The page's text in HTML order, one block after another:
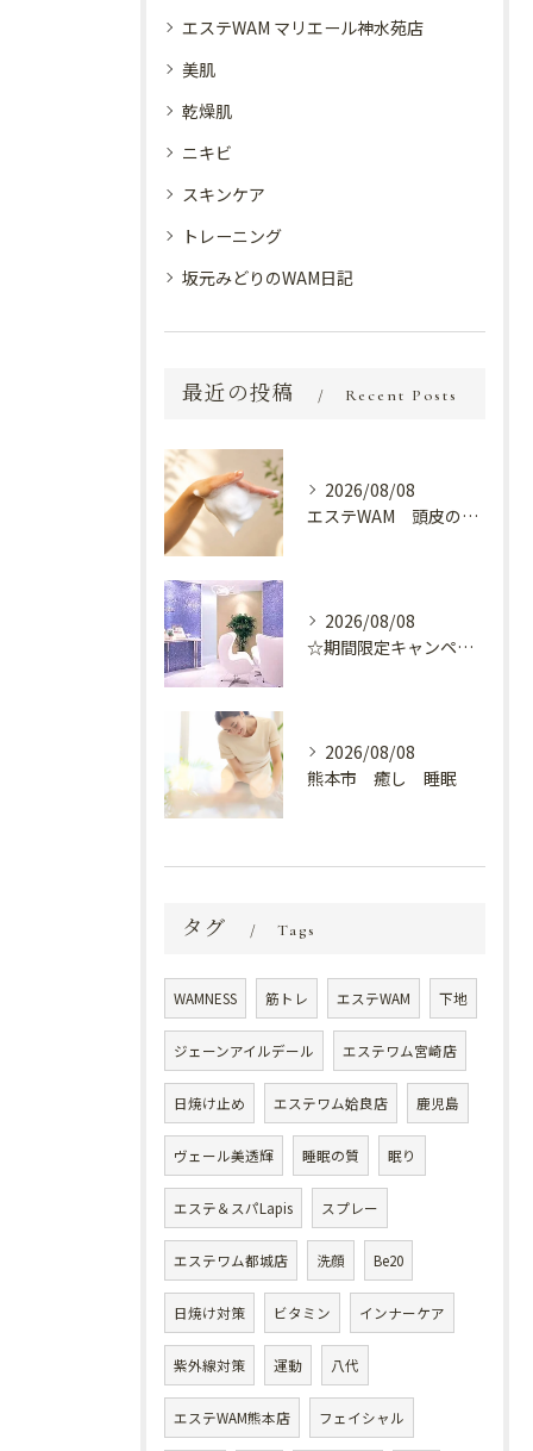
エステWAM マリエール神水苑店
美肌
乾燥肌
ニキビ
スキンケア
トレーニング
坂元みどりのWAM日記
最近の投稿 Recent Posts
2026/08/08
エステWAM 頭皮の健康
2026/08/08
☆期間限定キャンペーン開催中☆
2026/08/08
熊本市 癒し 睡眠
タグ Tags
WAMNESS 筋トレ エステWAM 下地
ジェーンアイルデール エステワム宮崎店
日焼け止め エステワム姶良店 鹿児島
ヴェール美透輝 睡眠の質 眠り
エステ＆スパLapis スプレー
エステワム都城店 洗顔 Be20
日焼け対策 ビタミン インナーケア
紫外線対策 運動 八代
エステWAM熊本店 フェイシャル